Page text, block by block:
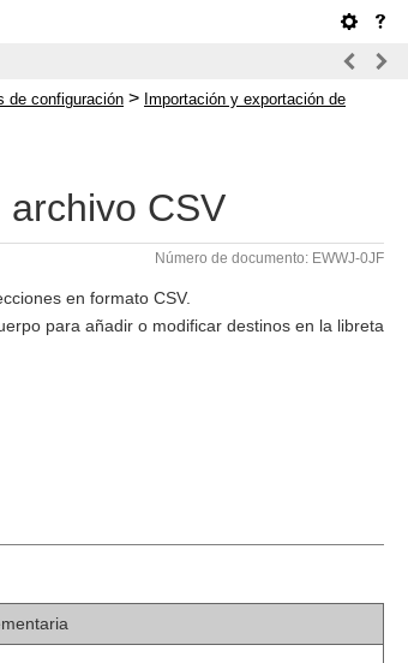
de configuración > Importación y exportación de
CSV
Número de documento: EWWJ-0JF
en formato CSV.
para añadir o modificar destinos en la libreta